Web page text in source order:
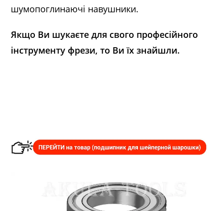
шумопоглинаючі навушники.
Якщо Ви шукаєте для свого професійного
інструменту фрези, то Ви їх знайшли.